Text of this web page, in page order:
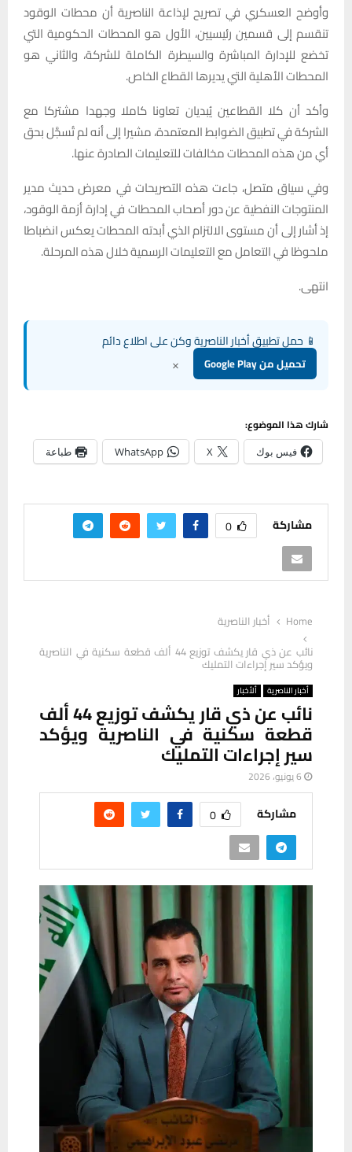
وأوضح العسكري في تصريح لإذاعة الناصرية أن محطات الوقود
تنقسم إلى قسمين رئيسيين، الأول هو المحطات الحكومية التي
تخضع للإدارة المباشرة والسيطرة الكاملة للشركة، والثاني هو
المحطات الأهلية التي يديرها القطاع الخاص.
وأكد أن كلا القطاعين يُبديان تعاونا كاملا وجهدا مشتركا مع
الشركة في تطبيق الضوابط المعتمدة، مشيرا إلى أنه لم تُسجَّل بحق
أي من هذه المحطات مخالفات للتعليمات الصادرة عنها.
وفي سياق متصل، جاءت هذه التصريحات في معرض حديث مدير
المنتوجات النفطية عن دور أصحاب المحطات في إدارة أزمة الوقود،
إذ أشار إلى أن مستوى الالتزام الذي أبدته المحطات يعكس انضباطا
ملحوظا في التعامل مع التعليمات الرسمية خلال هذه المرحلة.
انتهى.
📱 حمل تطبيق أخبار الناصرية وكن على اطلاع دائم
تحميل من Google Play ×
شارك هذا الموضوع:
فيس بوك X
WhatsApp طباعة
مشاركة 0
Home
أخبار الناصرية
نائب عن ذي قار يكشف توزيع 44 ألف قطعة سكنية في الناصرية
ويؤكد سير إجراءات التمليك
أخبار الناصرية ألأخبار
نائب عن ذي قار يكشف توزيع 44 ألف
قطعة سكنية في الناصرية ويؤكد
سير إجراءات التمليك
6 يونيو، 2026
مشاركة 0